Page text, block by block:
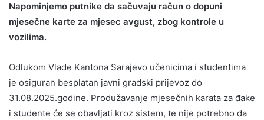
Napominjemo putnike da sačuvaju račun o dopuni
mjesečne karte za mjesec avgust, zbog kontrole u
vozilima.
Odlukom Vlade Kantona Sarajevo učenicima i studentima
je osiguran besplatan javni gradski prijevoz do
31.08.2025.godine. Produžavanje mjesečnih karata za đake
i studente će se obavljati kroz sistem, te nije potrebno da